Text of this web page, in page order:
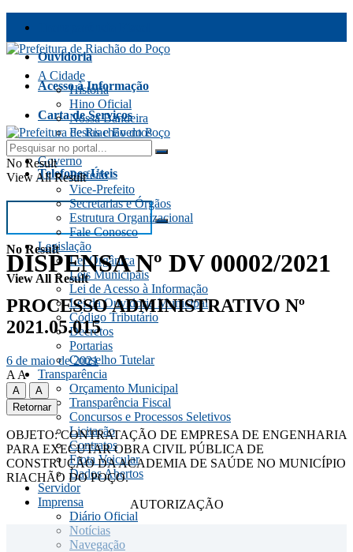
Ouvidoria
Acesso à Informação
Carta de Serviços
Fale Conosco
Telefones Úteis
No Result
View All Result
A Cidade
História
Hino Oficial
Nossa Bandeira
Festas e Eventos
Aspectos Gerais
Governo
Prefeito
Vice-Prefeito
Secretarias e Órgãos
Estrutura Organizacional
Fale Conosco
Legislação
Lei Orgânica
Leis Municipais
Lei de Acesso à Informação
Lei da Ouvidoria Municipal
Código Tributário
Decretos
Portarias
Conselho Tutelar
Transparência
Orçamento Municipal
Transparência Fiscal
Concursos e Processos Seletivos
Licitação
Contratos
Frota Veicular
Dados Abertos
Servidor
Imprensa
Diário Oficial
Notícias
Navegação
No Result
View All Result
DISPENSA Nº DV 00002/2021
PROCESSO ADMINISTRATIVO Nº
2021.05.015
6 de maio de 2021
A A
A
A
Retornar
OBJETO: CONTRATAÇÃO DE EMPRESA DE ENGENHARIA
PARA EXECUTAR OBRA CIVIL PÚBLICA DE
CONSTRUÇÃO DA ACADEMIA DE SAÚDE NO MUNICÍPIO
RIACHÃO DO POÇO.
AUTORIZAÇÃO